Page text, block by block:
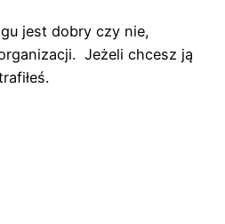
jest dobry czy nie,
Jeżeli chcesz ją